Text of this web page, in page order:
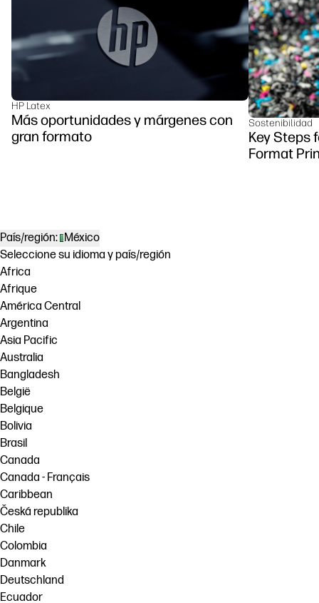
HP Latex
Más oportunidades y márgenes con
gran formato
Sostenibilidad
Key Steps
Format
País/región: México
Seleccione su idioma y país/región
Africa
Afrique
América Central
Argentina
Asia Pacific
Australia
Bangladesh
België
Belgique
Bolivia
Brasil
Canada
Canada - Français
Caribbean
Česká republika
Chile
Colombia
Danmark
Deutschland
Ecuador